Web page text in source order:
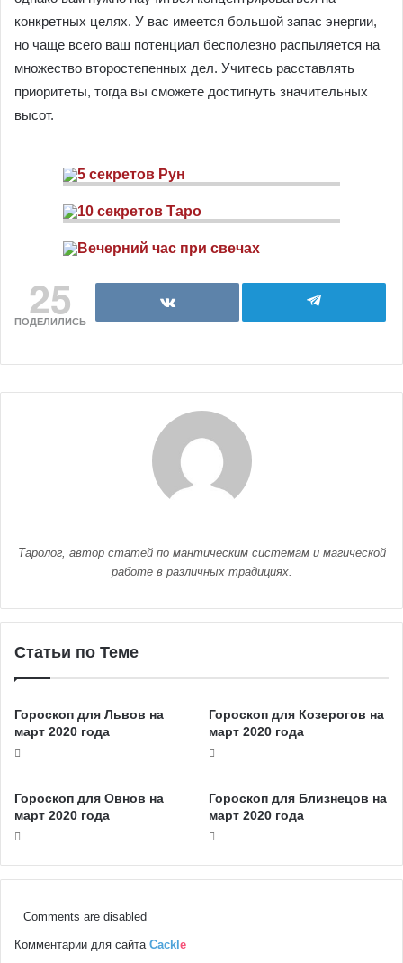
конкретных целях. У вас имеется большой запас энергии,
но чаще всего ваш потенциал бесполезно распыляется на
множество второстепенных дел. Учитесь расставлять
приоритеты, тогда вы сможете достигнуть значительных
высот.
25
ПОДЕЛИЛИСЬ
Таролог, автор статей по мантическим системам и магической
работе в различных традициях.
Статьи по Теме
Гороскоп для Львов на
март 2020 года
Гороскоп для Козерогов на
март 2020 года
Гороскоп для Овнов на
март 2020 года
Гороскоп для Близнецов на
март 2020 года
Comments are disabled
Комментарии для сайта Cackl e